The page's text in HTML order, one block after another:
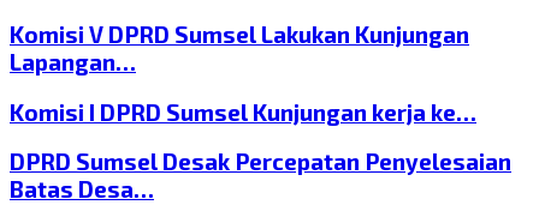
Komisi V DPRD Sumsel Lakukan Kunjungan
Lapangan…
Komisi I DPRD Sumsel Kunjungan kerja ke…
DPRD Sumsel Desak Percepatan Penyelesaian
Batas Desa…